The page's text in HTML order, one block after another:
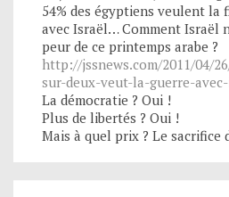
54% des égyptiens veulent la
avec Israël… Comment Israël
peur de ce printemps arabe ?
http://jssnews.com/2011/04/
sur-deux-veut-la-guerre-
La démocratie ? Oui !
Plus de libertés ? Oui !
Mais à quel prix ? Le sacrifice